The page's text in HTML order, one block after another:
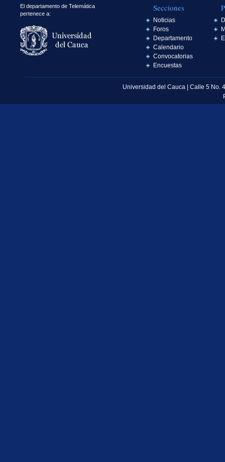
El departamento de Telemática
pertenece a:
Secciones
Noticias
Foros
Departamento
Calendario
Convocatorias
Encuestas
Universidad del Cauca | Calle 5 No.